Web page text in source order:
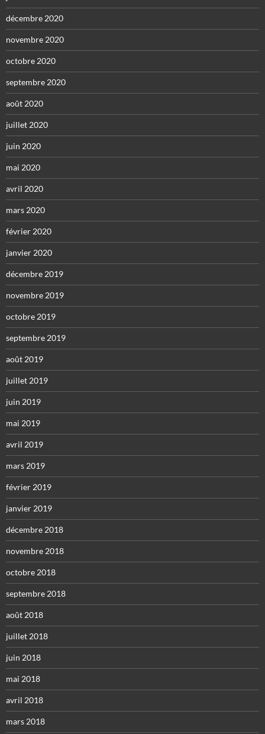
décembre 2020
novembre 2020
octobre 2020
septembre 2020
août 2020
juillet 2020
juin 2020
mai 2020
avril 2020
mars 2020
février 2020
janvier 2020
décembre 2019
novembre 2019
octobre 2019
septembre 2019
août 2019
juillet 2019
juin 2019
mai 2019
avril 2019
mars 2019
février 2019
janvier 2019
décembre 2018
novembre 2018
octobre 2018
septembre 2018
août 2018
juillet 2018
juin 2018
mai 2018
avril 2018
mars 2018